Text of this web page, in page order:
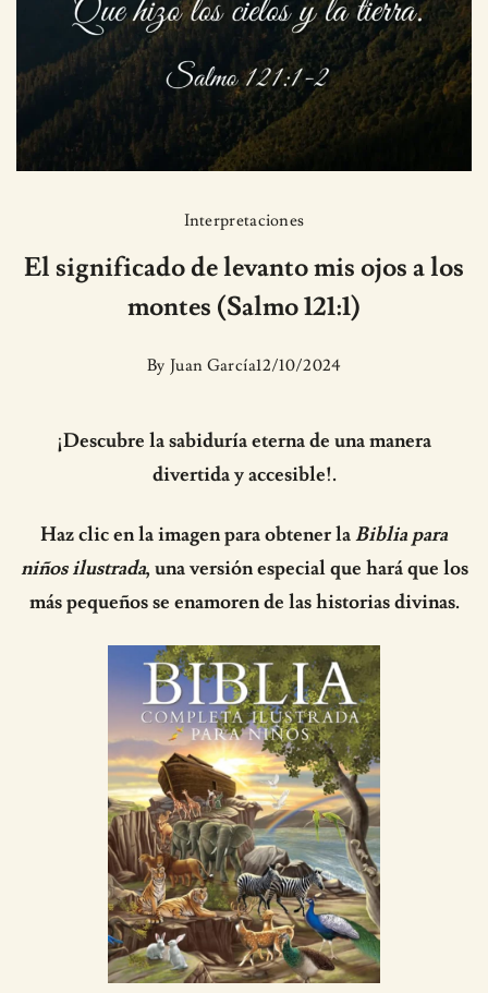
Interpretaciones
El significado de levanto mis ojos a los
montes (Salmo 121:1)
By Juan García12/10/2024
¡Descubre la sabiduría eterna de una manera
divertida y accesible!.
Haz clic en la imagen para obtener laBiblia para
niños ilustrada, una versión especial que hará que los
más pequeños se enamoren de las historias divinas.